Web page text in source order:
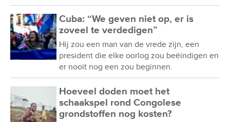
Cuba: “We geven niet op, er is
zoveel te verdedigen”
Hij zou een man van de vrede zijn, een
president die elke oorlog zou beëindigen en
er nooit nog een zou beginnen.
Hoeveel doden moet het
schaakspel rond Congolese
grondstoffen nog kosten?